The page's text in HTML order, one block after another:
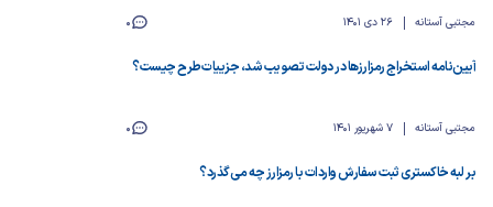
مجتبی آستانه 26 دی 1401 0
آیین‌نامه استخراج رمزارزها در دولت تصویب شد، جزییات طرح چیست؟
مجتبی آستانه 7 شهریور 1401 0
بر لبه خاکستری ثبت سفارش واردات با رمزارز چه می‌گذرد؟